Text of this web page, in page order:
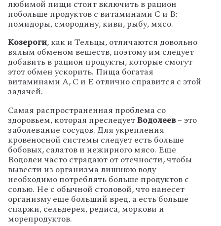
любимой пищи стоит включить в рацион
побольше продуктов с витаминами C и B:
помидоры, смородину, киви, рыбу, мясо.
Козероги, как и Тельцы, отличаются довольно
вялым обменом веществ, поэтому им следует
добавить в рацион продукты, которые смогут
этот обмен ускорить. Пища богатая
витаминамиA, С и E отлично справится с этой
задачей.
Самая распространенная проблема со
здоровьем, которая преследуетВодолеев– это
заболевание сосудов. Для укрепления
кровеносной системы следует есть больше
бобовых, салатов и нежирного мясо. Еще
Водолеи часто страдают от отечности, чтобы
вывести из организма лишнюю воду
необходимо потреблять больше продуктов с
солью. Не с обычной столовой, что нанесет
организму еще больший вред, а есть больше
спаржи, сельдерея, редиса, моркови и
морепродуктов.